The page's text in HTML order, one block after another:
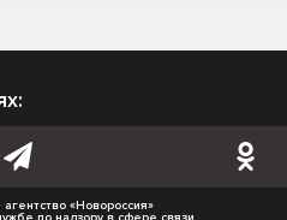
«Новороссия»